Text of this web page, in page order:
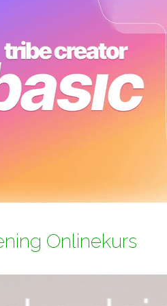
Onlinekurs